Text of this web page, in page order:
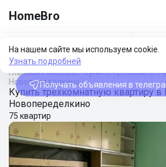
HomeBro
На нашем сайте мы используем cookie.
Узнать подробней
Получать объявления в
Фильтры
Главная/Москва/Купить
Новопеределкино
Купить трехкомнатную квартиру
Новопеределкино
75 квартир